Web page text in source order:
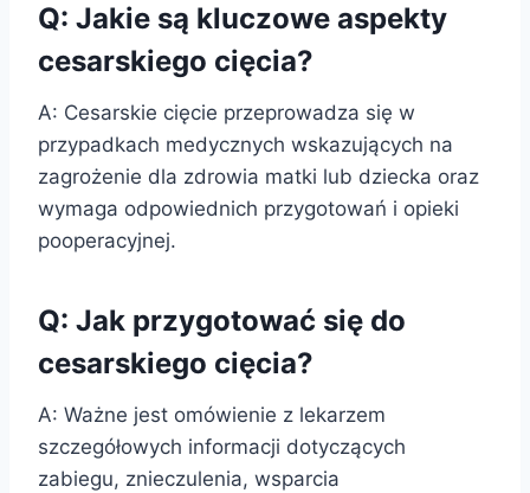
Q: Jakie są kluczowe aspekty
cesarskiego cięcia?
A: Cesarskie cięcie przeprowadza się w
przypadkach medycznych wskazujących na
zagrożenie dla zdrowia matki lub dziecka oraz
wymaga odpowiednich przygotowań i opieki
pooperacyjnej.
Q: Jak przygotować się do
cesarskiego cięcia?
A: Ważne jest omówienie z lekarzem
szczegółowych informacji dotyczących
zabiegu, znieczulenia, wsparcia